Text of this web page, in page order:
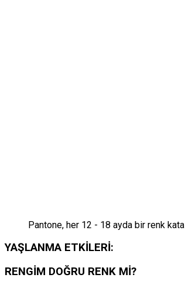
Pantone, her 12 - 18 ayda bir renk
YAŞLANMA ETKİLERİ:
RENGİM DOĞRU RENK Mİ?